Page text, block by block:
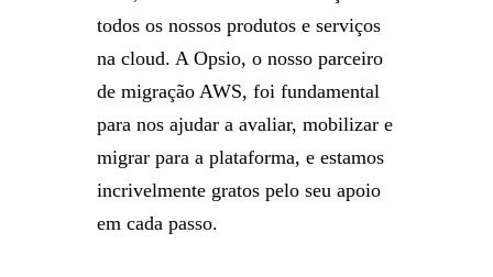
todos os nossos produtos e serviços
na cloud. A Opsio, o nosso parceiro
de migração AWS, foi fundamental
para nos ajudar a avaliar, mobilizar e
migrar para a plataforma, e estamos
incrivelmente gratos pelo seu apoio
em cada passo.